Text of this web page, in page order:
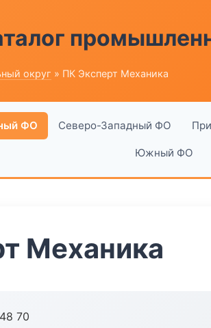
округ » ПК Эксперт Механика
ФО Северо-Западный ФО
Южный ФО
Механика
70